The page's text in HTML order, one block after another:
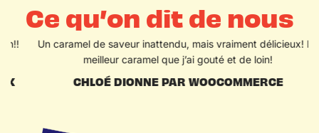
Ce qu’on dit de nous
Un caramel de saveur inattendu, mais vraiment délicieux! Le
meilleur caramel que j’ai gouté et de loin!
CHLOÉ DIONNE PAR WOOCOMMERCE